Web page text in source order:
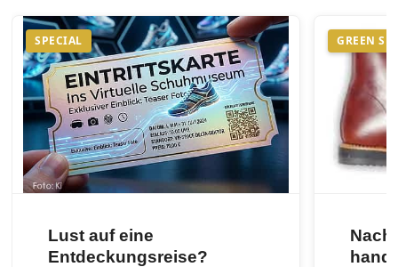
SPECIAL
Lust auf eine
Entdeckungsreise?
GREEN